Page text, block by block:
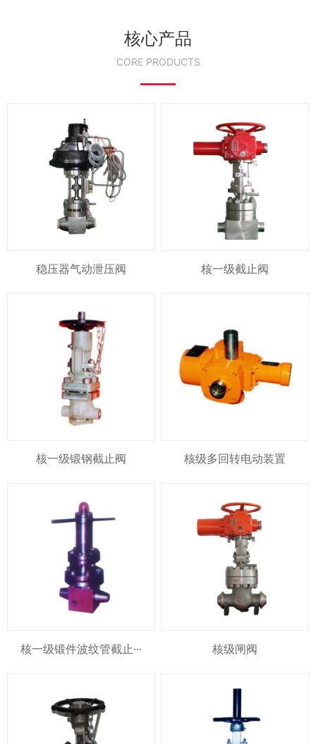
核心产品
CORE PRODUCTS
稳压器气动泄压阀 核一级截止阀
核一级锻钢截止阀 核级多回转电动装置
核一级锻件波纹管截止··· 核级闸阀